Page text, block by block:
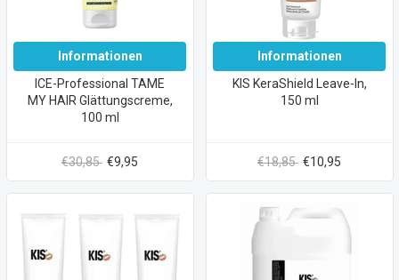
Informationen
ICE-Professional TAME
MY HAIR Glättungscreme,
100 ml
€30,85 €9,95
Informationen
KIS KeraShield Leave-In,
150 ml
€18,85 €10,95